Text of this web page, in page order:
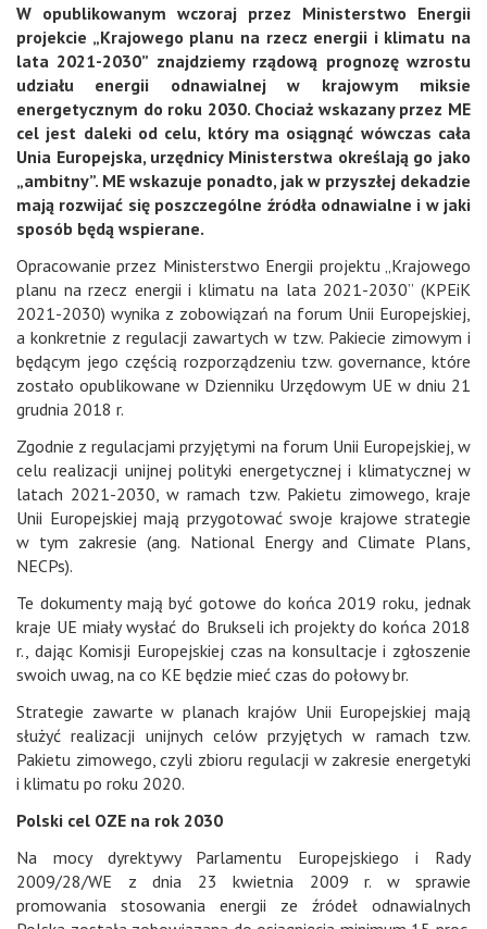
W opublikowanym wczoraj przez Ministerstwo Energii
projekcie „Krajowego planu na rzecz energii i klimatu na
lata 2021-2030” znajdziemy rządową prognozę wzrostu
udziału energii odnawialnej w krajowym miksie
energetycznym do roku 2030. Chociaż wskazany przez ME
cel jest daleki od celu, który ma osiągnąć wówczas cała
Unia Europejska, urzędnicy Ministerstwa określają go jako
„ambitny”. ME wskazuje ponadto, jak w przyszłej dekadzie
mają rozwijać się poszczególne źródła odnawialne i w jaki
sposób będą wspierane.
Opracowanie przez Ministerstwo Energii projektu „Krajowego
planu na rzecz energii i klimatu na lata 2021-2030” (KPEiK
2021-2030) wynika z zobowiązań na forum Unii Europejskiej,
a konkretnie z regulacji zawartych w tzw. Pakiecie zimowym i
będącym jego częścią rozporządzeniu tzw. governance, które
zostało opublikowane w Dzienniku Urzędowym UE w dniu 21
grudnia 2018 r.
Zgodnie z regulacjami przyjętymi na forum Unii Europejskiej, w
celu realizacji unijnej polityki energetycznej i klimatycznej w
latach 2021-2030, w ramach tzw. Pakietu zimowego, kraje
Unii Europejskiej mają przygotować swoje krajowe strategie
w tym zakresie (ang. National Energy and Climate Plans,
NECPs).
Te dokumenty mają być gotowe do końca 2019 roku, jednak
kraje UE miały wysłać do Brukseli ich projekty do końca 2018
r., dając Komisji Europejskiej czas na konsultacje i zgłoszenie
swoich uwag, na co KE będzie mieć czas do połowy br.
Strategie zawarte w planach krajów Unii Europejskiej mają
służyć realizacji unijnych celów przyjętych w ramach tzw.
Pakietu zimowego, czyli zbioru regulacji w zakresie energetyki
i klimatu po roku 2020.
Polski cel OZE na rok 2030
Na mocy dyrektywy Parlamentu Europejskiego i Rady
2009/28/WE z dnia 23 kwietnia 2009 r. w sprawie
promowania stosowania energii ze źródeł odnawialnych